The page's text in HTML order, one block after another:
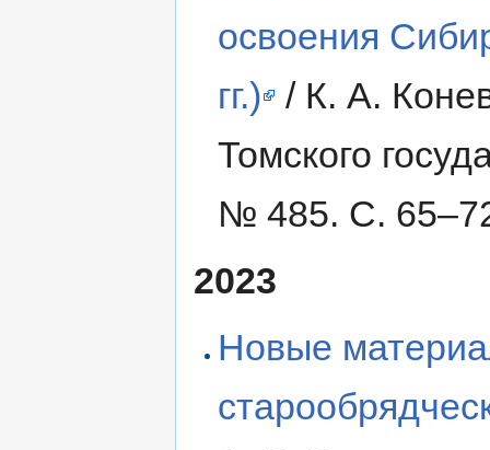
освоения
гг.)
/ К. А.
Томского
№ 485. С.
2023
Новые